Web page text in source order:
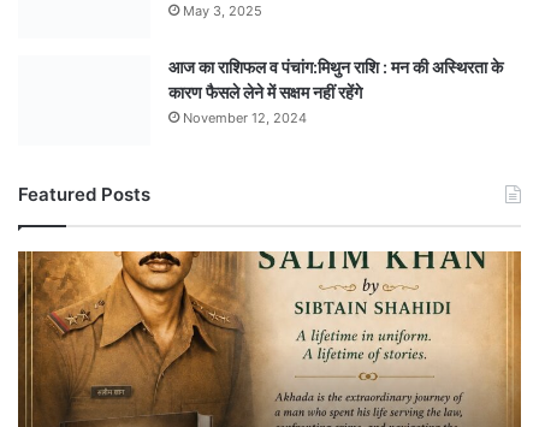
May 3, 2025
आज का राशिफल व पंचांग:मिथुन राशि : मन की अस्थिरता के
कारण फैसले लेने में सक्षम नहीं रहेंगे
November 12, 2024
Featured Posts
अपराध
से
मुकाबले